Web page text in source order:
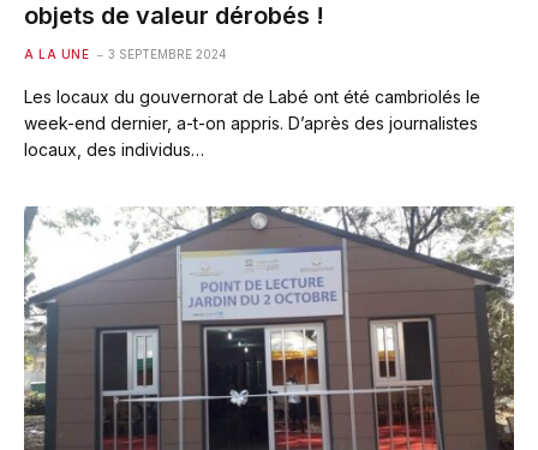
objets de valeur dérobés !
A LA UNE 3 SEPTEMBRE 2024
Les locaux du gouvernorat de Labé ont été cambriolés le
week-end dernier, a-t-on appris. D’après des journalistes
locaux, des individus…